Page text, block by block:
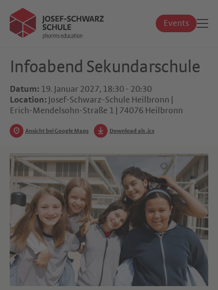
Events
Infoabend Sekundarschule
Datum: 19. Januar 2027, 18:30 - 20:30
Location: Josef-Schwarz-Schule Heilbronn |
Erich-Mendelsohn-Straße 1 | 74076 Heilbronn
Ansicht bei Google Maps Download als .ics